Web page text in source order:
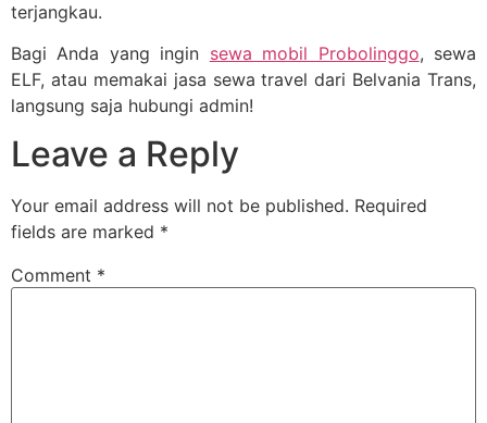
terjangkau.
Bagi Anda yang ingin sewa mobil Probolinggo, sewa
ELF, atau memakai jasa sewa travel dari Belvania Trans,
langsung saja hubungi admin!
Leave a Reply
Your email address will not be published. Required
fields are marked *
Comment *